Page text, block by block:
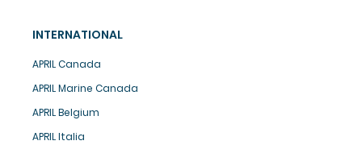
INTERNATIONAL
APRIL Canada
APRIL Marine Canada
APRIL Belgium
APRIL Italia